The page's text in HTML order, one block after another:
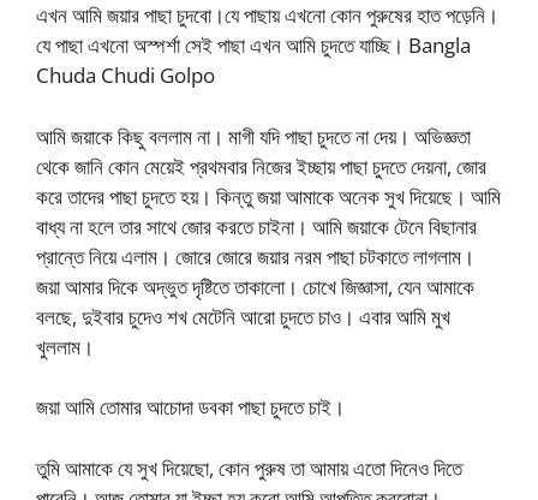
এখন আমি জয়ার পাছা চুদবো।যে পাছায় এখনো কোন পুরুষের হাত পড়েনি।
যে পাছা এখনো অস্পর্শা সেই পাছা এখন আমি চুদতে যাচ্ছি। Bangla
Chuda Chudi Golpo
আমি জয়াকে কিছু বললাম না। মাগী যদি পাছা চুদতে না দেয়। অভিজ্ঞতা
থেকে জানি কোন মেয়েই প্রথমবার নিজের ইচ্ছায় পাছা চুদতে দেয়না, জোর
করে তাদের পাছা চুদতে হয়। কিন্তু জয়া আমাকে অনেক সুখ দিয়েছে। আমি
বাধ্য না হলে তার সাথে জোর করতে চাইনা। আমি জয়াকে টেনে বিছানার
প্রান্তে নিয়ে এলাম। জোরে জোরে জয়ার নরম পাছা চটকাতে লাগলাম।
জয়া আমার দিকে অদ্ভুত দৃষ্টিতে তাকালো। চোখে জিজ্ঞাসা, যেন আমাকে
বলছে, দুইবার চুদেও শখ মেটেনি আরো চুদতে চাও। এবার আমি মুখ
খুললাম।
জয়া আমি তোমার আচোদা ডবকা পাছা চুদতে চাই।
তুমি আমাকে যে সুখ দিয়েছো, কোন পুরুষ তা আমায় এতো দিনেও দিতে